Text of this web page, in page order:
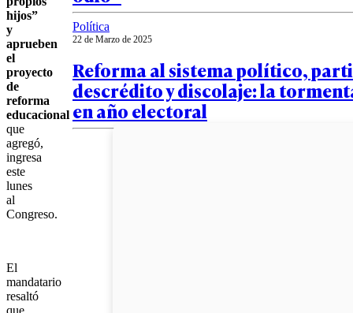
hijos”
y
aprueben
el
proyecto
de
reforma
educacional
que
agregó,
ingresa
este
lunes
al
Congreso.
El
mandatario
resaltó
que
Política
22 de Marzo de 2025
Reforma al sistema político,
descrédito y discolaje: la
en año electoral